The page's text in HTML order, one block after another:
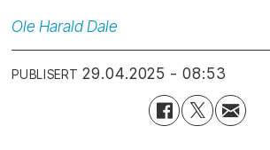
Ole Harald Dale
PUBLISERT 29.04.2025 - 08:53